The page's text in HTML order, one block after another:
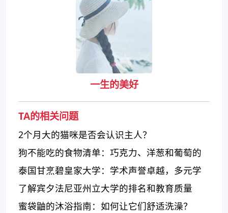
一生的美好
TA的相关问题
2个月大的猫咪是否会认识主人？
狗不能吃的食物清单：巧克力、洋葱和葡萄的
危害
泰国甘烹碧皇家大学：学术声誉卓越，多元学
科供选择
了解宾夕法尼亚州立大学的排名和教育质量
蜜袋鼬的沐浴指南：如何让它们舒适洗澡？